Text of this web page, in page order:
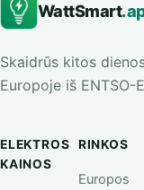
WattSmart
Skaidrūs kitos
Europoje iš ENTSO-
ELEKTROS
KAINOS
RINKOS
Europos